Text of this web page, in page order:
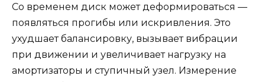
Со временем диск может деформироваться —
появляться прогибы или искривления. Это
ухудшает балансировку, вызывает вибрации
при движении и увеличивает нагрузку на
амортизаторы и ступичный узел. Измерение